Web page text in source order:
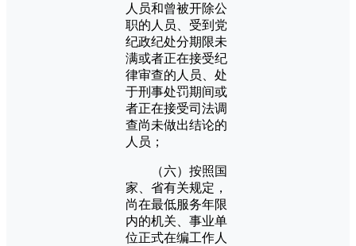
人员和曾被开除公
职的人员、受到党
纪政纪处分期限未
满或者正在接受纪
律审查的人员、处
于刑事处罚期间或
者正在接受司法调
查尚未做出结论的
人员；
（六）按照国
家、省有关规定，
尚在最低服务年限
内的机关、事业单
位正式在编工作人